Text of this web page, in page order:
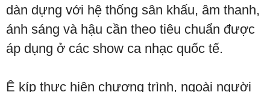
dàn dựng với hệ thống sân khấu, âm thanh,
ánh sáng và hậu cần theo tiêu chuẩn được
áp dụng ở các show ca nhạc quốc tế.
Ê kíp thực hiện chương trình, ngoài người